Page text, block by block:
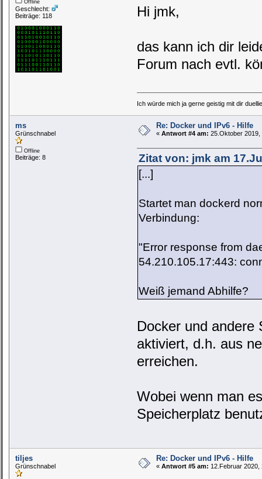
Geschlecht:
Beiträge: 118
Hi jmk,
das kann ich dir
Forum nach evtl.
Ich würde mich ja gerne geistig mit dir
ms
Grünschnabel
Offline
Beiträge: 8
Re: Docker und IPv6 - Hilfe
« Antwort #4 am: 25.Oktober 2019,
Zitat von: jmk am
[...]
Startet man dockerd
Verbindung:
"Error response from
54.210.105.17:443:
Weiß jemand Abhilfe?
Docker und andere
aktiviert, d.h. aus
erreichen.
Wobei wenn man
Speicherplatz
tiljes
Grünschnabel
Re: Docker und IPv6 - Hilfe
« Antwort #5 am: 12.Februar 2020,